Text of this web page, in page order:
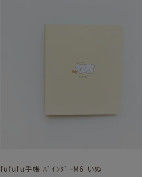
fufufu手帳 ﾊﾞｲﾝﾀﾞｰM6 いぬ